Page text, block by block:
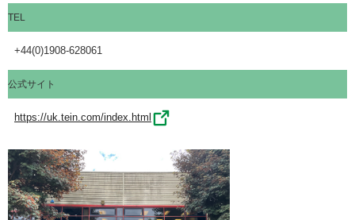
TEL
+44(0)1908-628061
公式サイト
https://uk.tein.com/index.html